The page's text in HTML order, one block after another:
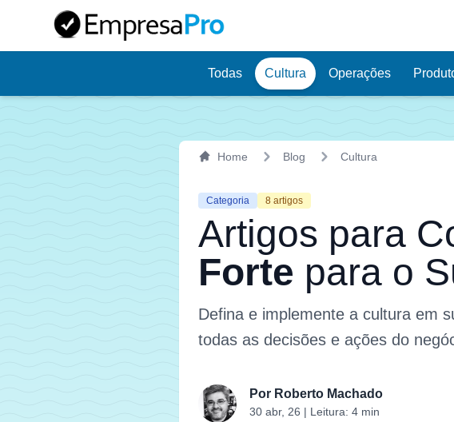
Todas Cultura Operações
Home Blog Cultura
Categoria 8 artigos
Artigos para
Forte para o
Defina e implemente a cultura em
todas as decisões e ações do
Por Roberto Machado
30 abr, 26 | Leitura: 4 min